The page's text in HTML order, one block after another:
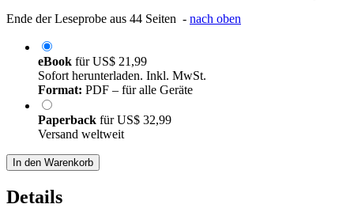
Ende der Leseprobe aus 44 Seiten - nach oben
eBook fürUS$ 21,99
Sofort herunterladen. Inkl. MwSt.
Format: PDF – für alle Geräte
Paperback fürUS$ 32,99
Versand weltweit
In den Warenkorb
Details